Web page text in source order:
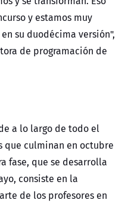
y estamos muy
su duodécima versión",
de programación de
a lo largo de todo el
que culminan en octubre
fase, que se desarrolla
consiste en la
de los profesores en